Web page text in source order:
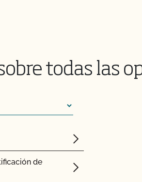
todas las
de
y en
certificados